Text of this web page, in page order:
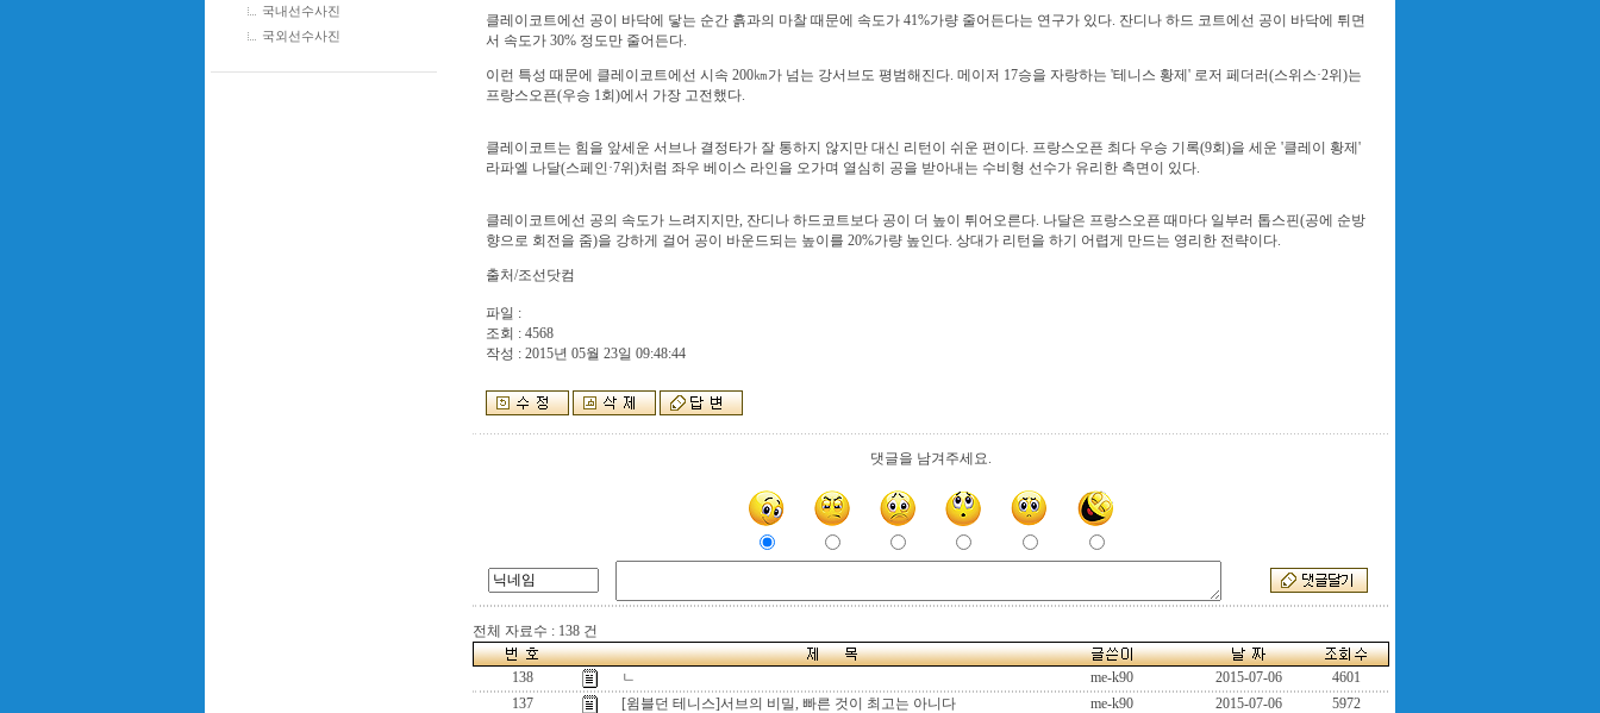
국내선수사진
국외선수사진
클레이코트에선 공이 바닥에 닿는 순간 흙과의 마찰 때문에 속도가 41%가량 줄어든다는 연구가 있다. 잔디나 하드 코트에선 공이 바닥에 튀면
서 속도가 30% 정도만 줄어든다.
이런 특성 때문에 클레이코트에선 시속 200㎞가 넘는 강서브도 평범해진다. 메이저 17승을 자랑하는 '테니스 황제' 로저 페더러(스위스·2위)는
프랑스오픈(우승 1회)에서 가장 고전했다.
클레이코트는 힘을 앞세운 서브나 결정타가 잘 통하지 않지만 대신 리턴이 쉬운 편이다. 프랑스오픈 최다 우승 기록(9회)을 세운 '클레이 황제'
라파엘 나달(스페인·7위)처럼 좌우 베이스 라인을 오가며 열심히 공을 받아내는 수비형 선수가 유리한 측면이 있다.
클레이코트에선 공의 속도가 느려지지만, 잔디나 하드코트보다 공이 더 높이 튀어오른다. 나달은 프랑스오픈 때마다 일부러 톱스핀(공에 순방
향으로 회전을 줌)을 강하게 걸어 공이 바운드되는 높이를 20%가량 높인다. 상대가 리턴을 하기 어렵게 만드는 영리한 전략이다.
출처/조선닷컴
파일 :
조회 : 4568
작성 : 2015년 05월 23일 09:48:44
댓글을 남겨주세요.
전체 자료수 : 138 건
138 ㄴ me-k90 2015-07-06
4601
137
[윔블던 테니스]서브의 비밀, 빠른 것이 최고는 아니다 me-k90 2015-07-06
5972